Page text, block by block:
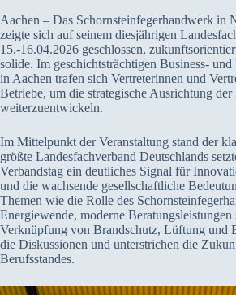
Aachen – Das Schornsteinfegerhandwerk in
zeigte sich auf seinem diesjährigen
15.-16.04.2026 geschlossen,
solide. Im geschichtsträchtigen Business-
in Aachen trafen sich Vertreterinnen und
Betriebe, um die strategische Ausrichtung
weiterzuentwickeln.
Im Mittelpunkt der Veranstaltung stand der
größte Landesfachverband Deutschlands
Verbandstag ein deutliches Signal für
und die wachsende gesellschaftliche
Themen wie die Rolle des
Energiewende, moderne
Verknüpfung von Brandschutz, Lüftung und
die Diskussionen und unterstrichen die
Berufsstandes.